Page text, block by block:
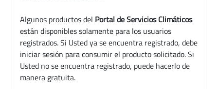
Algunos productos del Portal de Servicios Climáticos
están disponibles solamente para los usuarios
registrados. Si Usted ya se encuentra registrado, debe
iniciar sesión para consumir el producto solicitado. Si
Usted no se encuentra registrado, puede hacerlo de
manera gratuita.